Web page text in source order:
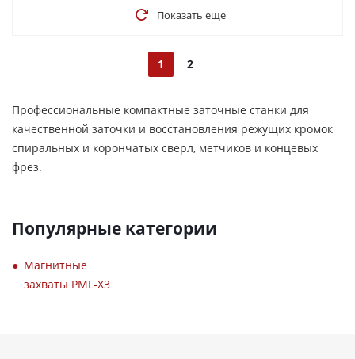
Показать еще
1 2
Профессиональные компактные заточные станки для
качественной заточки и восстановления режущих кромок
спиральных и корончатых сверл, метчиков и концевых
фрез.
Популярные категории
Магнитные
захваты PML-X3